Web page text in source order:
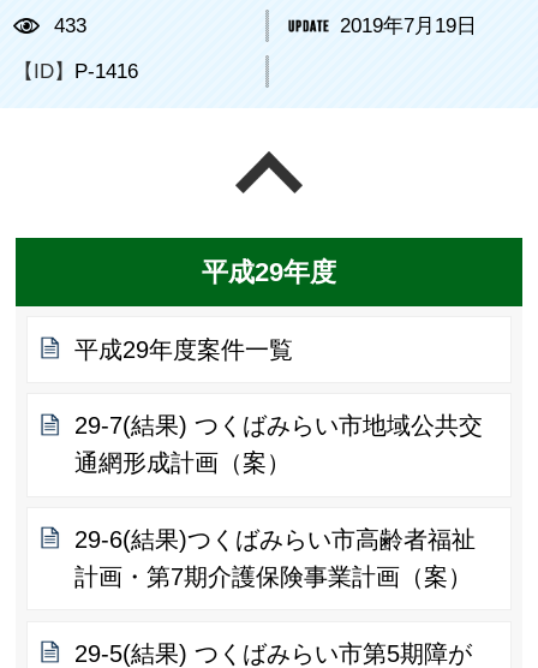
433 2019年7月19日
【ID】 P-1416
平成29年度
平成29年度案件一覧
29-7(結果) つくばみらい市地域公共交
通網形成計画（案）
29-6(結果)つくばみらい市高齢者福祉
計画・第7期介護保険事業計画（案）
29-5(結果) つくばみらい市第5期障が